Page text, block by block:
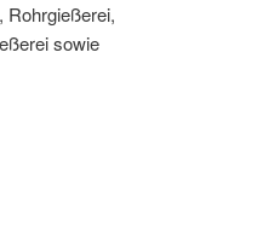
Rohrgießerei,
sowie